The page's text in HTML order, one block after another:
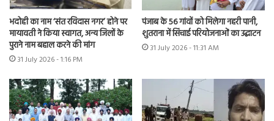
भदोही का नाम ‘संत रविदास नगर’ होने पर
मायावती ने किया स्वागत, अन्य जिलों के
पुराने नाम बहाल करने की मांग
31 July 2026 - 1:16 PM
पंजाब के 56 गांवों को मिलेगा नहरी पानी,
शुतराना में सिंचाई परियोजनाओं का उद्घाटन
31 July 2026 - 11:31 AM